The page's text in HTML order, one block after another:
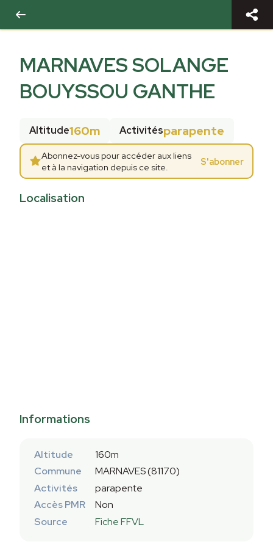
MARNAVES SOLANGE
BOUYSSOU GANTHE
Altitude160m Activitésparapente
Abonnez-vous pour accéder aux liens
et à la navigation depuis ce site.
S'abonner
Localisation
Informations
Altitude
160m
Commune
MARNAVES (81170)
Activités
parapente
Accès PMR
Non
Source
Fiche FFVL